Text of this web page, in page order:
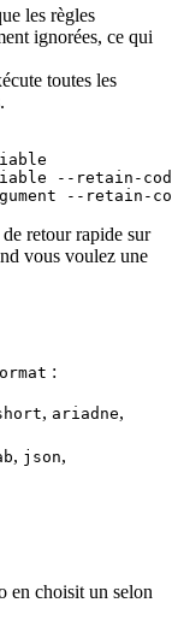
les règles
ignorées, ce qui
toutes les
--retain-
retour rapide sur
vous voulez une
:
, ariadne,
, json,
en choisit un selon